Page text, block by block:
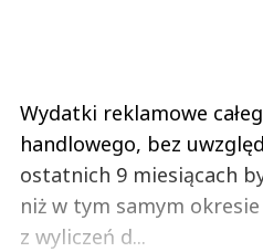
Wydatki reklamowe
handlowego, bez
ostatnich 9 miesiącach
niż w tym samym
z wyliczeń d...